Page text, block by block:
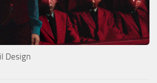
Design